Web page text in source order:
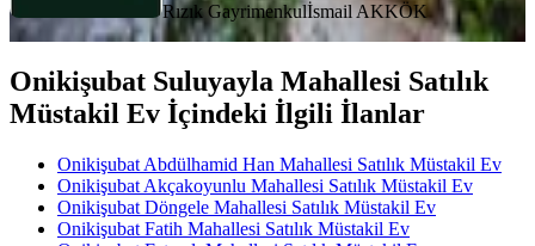
Rızık Gayrimenkulİsmail AKKÖK
Onikişubat Suluyayla Mahallesi Satılık
Müstakil Ev İçindeki İlgili İlanlar
Onikişubat Abdülhamid Han Mahallesi Satılık Müstakil Ev
Onikişubat Akçakoyunlu Mahallesi Satılık Müstakil Ev
Onikişubat Döngele Mahallesi Satılık Müstakil Ev
Onikişubat Fatih Mahallesi Satılık Müstakil Ev